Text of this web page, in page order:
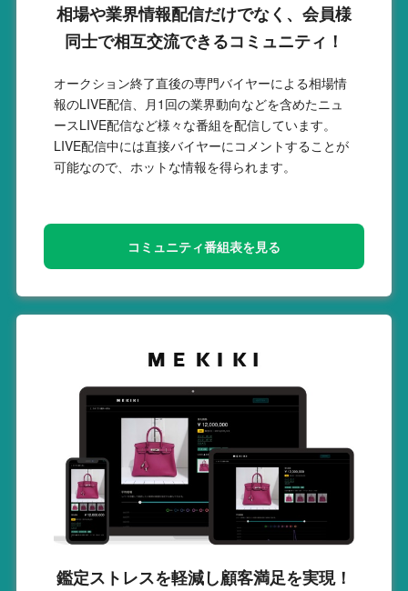
相場や業界情報配信だけでなく、会員様
同士で相互交流できるコミュニティ！
オークション終了直後の専門バイヤーによる相場情
報のLIVE配信、月1回の業界動向などを含めたニュ
ースLIVE配信など様々な番組を配信しています。
LIVE配信中には直接バイヤーにコメントすることが
可能なので、ホットな情報を得られます。
コミュニティ番組表を見る
鑑定ストレスを軽減し顧客満足を実現！